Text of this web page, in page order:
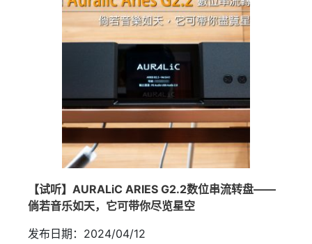
【试听】AURALiC ARIES G2.2数位串流转盘——
倘若音乐如天，它可带你尽览星空
发布日期：2024/04/12